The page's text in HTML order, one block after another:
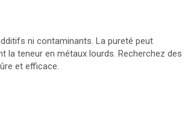
ni contaminants. La pureté peut
teneur en métaux lourds. Recherchez des
et efficace.